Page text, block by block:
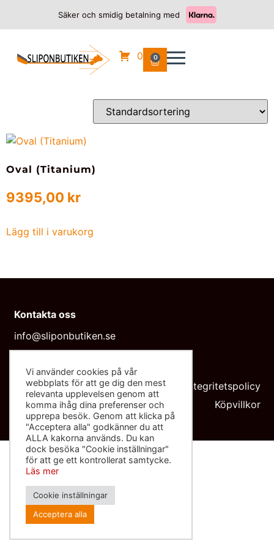
Säker och smidig betalning med
0 0
DUCATI/996/ 1994
1994
Oval (Titanium)
9395,00 kr
Lägg till i varukorg
Kontakta oss
info@sliponbutiken.se
0708-423272
Org nr: 559091-8602
Integritetspolicy
Köpvillkor
Vi använder cookies på vår
webbplats för att ge dig den mest
relevanta upplevelsen genom att
komma ihåg dina preferenser och
upprepa besök. Genom att klicka på
"Acceptera alla" godkänner du att
ALLA kakorna används. Du kan
dock besöka "Cookie inställningar"
för att ge ett kontrollerat samtycke.
Läs mer
Cookie inställningar
Acceptera alla